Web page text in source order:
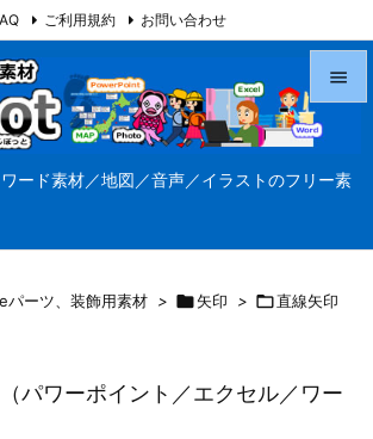
ード素材／地図／音声／イラストのフリー素




検索
ご利用規約 お問い合わせ
について
パーツ、装飾用素材 > 矢印 > 直線矢印
パワーポイント／エクセル／ワー